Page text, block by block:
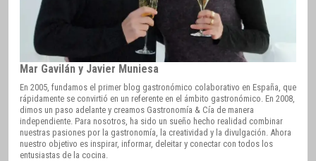
Mar Gavilán y Javier Muniesa
En 2005, fundamos el primer blog gastronómico colaborativo en España, que
rápidamente se convirtió en un referente en el ámbito gastronómico. En 2008,
dimos un paso adelante y creamos Gastronomía & Cía de manera
independiente. Para nosotros, ha sido un sueño hecho realidad combinar
nuestras pasiones por la gastronomía, la creatividad y la divulgación. Ahora
nuestro objetivo es inspirar, informar, deleitar y conectar con todos los
entusiastas de la cocina.